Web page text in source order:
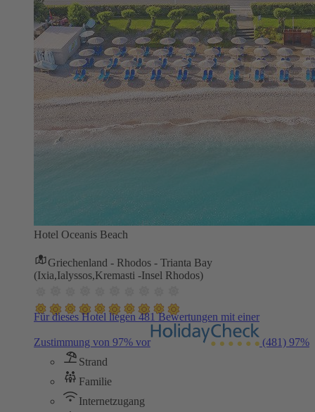
Hotel Oceanis Beach
Griechenland - Rhodos - Trianta Bay
(Ixia,Ialyssos,Kremasti -Insel Rhodos)
Für dieses Hotel liegen 481 Bewertungen mit einer
Zustimmung von 97% vor (481) 97%
Strand
Familie
Internetzugang